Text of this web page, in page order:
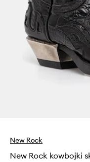
New Rock
New Rock kowbojki